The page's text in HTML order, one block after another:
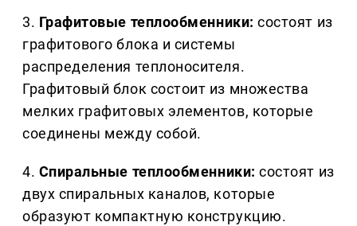
3. Графитовые теплообменники: состоят из
графитового блока и системы
распределения теплоносителя.
Графитовый блок состоит из множества
мелких графитовых элементов, которые
соединены между собой.
4. Спиральные теплообменники: состоят из
двух спиральных каналов, которые
образуют компактную конструкцию.